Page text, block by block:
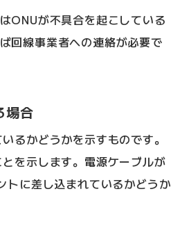
ONUが不具合を起こしている
回線事業者への連絡が必要で
場合
るかどうかを示すものです。
を示します。電源ケーブルが
トに差し込まれているかどうか